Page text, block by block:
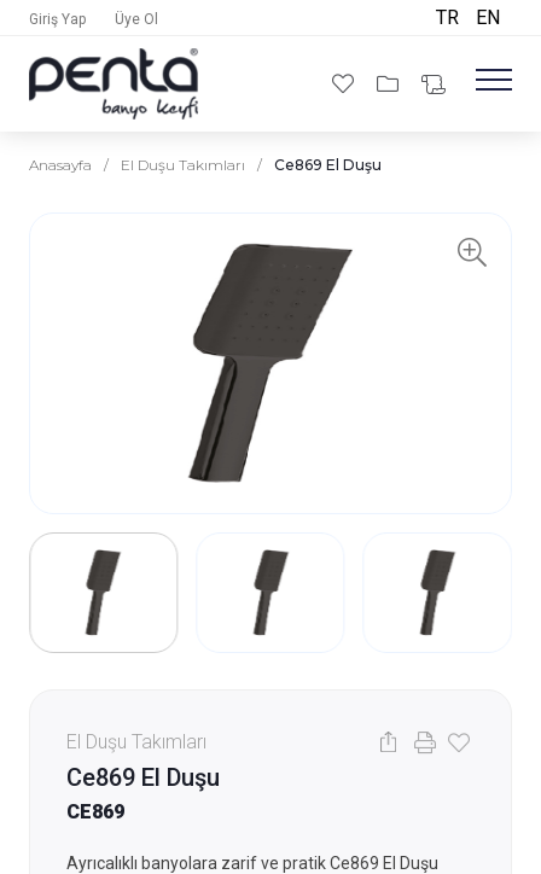
Giriş Yap Üye Ol TR EN
Anasayfa / El Duşu Takımları / Ce869 El Duşu
El Duşu Takımları
Ce869 El Duşu
CE869
Ayrıcalıklı banyolara zarif ve pratik Ce869 El Duşu